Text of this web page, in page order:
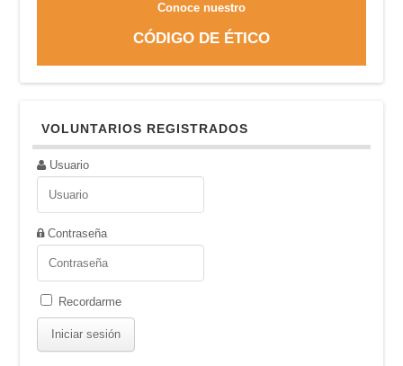
Conoce nuestro
CÓDIGO DE ÉTICO
VOLUNTARIOS REGISTRADOS
Usuario
Contraseña
Recordarme